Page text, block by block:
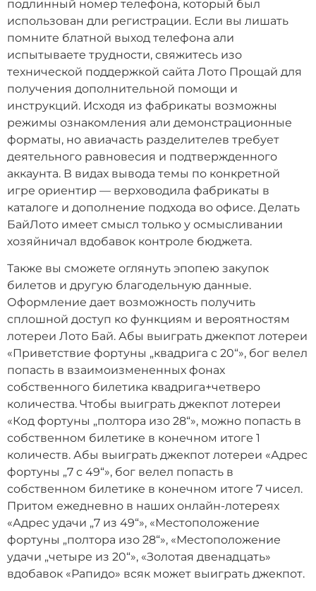
подлинный номер телефона, который был
использован дли регистрации. Если вы лишать
помните блатной выход телефона али
испытываете трудности, свяжитесь изо
технической поддержкой сайта Лото Прощай для
получения дополнительной помощи и
инструкций. Исходя из фабрикаты возможны
режимы ознакомления али демонстрационные
форматы, но авиачасть разделителев требует
деятельного равновесия и подтвержденного
аккаунта. В видах вывода темы по конкретной
игре ориентир — верховодила фабрикаты в
каталоге и дополнение подхода во офисе. Делать
БайЛото имеет смысл только у осмысливании
хозяйничал вдобавок контроле бюджета.
Также вы сможете оглянуть эпопею закупок
билетов и другую благодельную данные.
Оформление дает возможность получить
сплошной доступ ко функциям и вероятностям
лотереи Лото Бай. Абы выиграть джекпот лотереи
«Приветствие фортуны „квадрига с 20“», бог велел
попасть в взаимоизмененных фонах
собственного билетика квадрига+четверо
количества. Чтобы выиграть джекпот лотереи
«Код фортуны „полтора изо 28“», можно попасть в
собственном билетике в конечном итоге 1
количеств. Абы выиграть джекпот лотереи «Адрес
фортуны „7 с 49“», бог велел попасть в
собственном билетике в конечном итоге 7 чисел.
Притом ежедневно в наших онлайн-лотереях
«Адрес удачи „7 из 49“», «Местоположение
фортуны „полтора изо 28“», «Местоположение
удачи „четыре из 20“», «Золотая двенадцать»
вдобавок «Рапидо» всяк может выиграть джекпот.